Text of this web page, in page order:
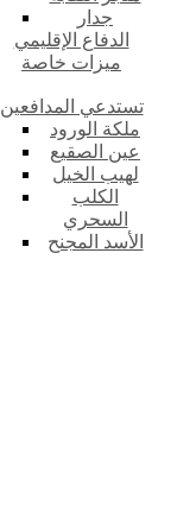
جدار
الدفاع الإقليمي
ميزات خاصة
تستدعي المدافعين
ملكة الورود
عين الصقيع
لهيب الخيل
الكلب
السحري
الأسد المجنح